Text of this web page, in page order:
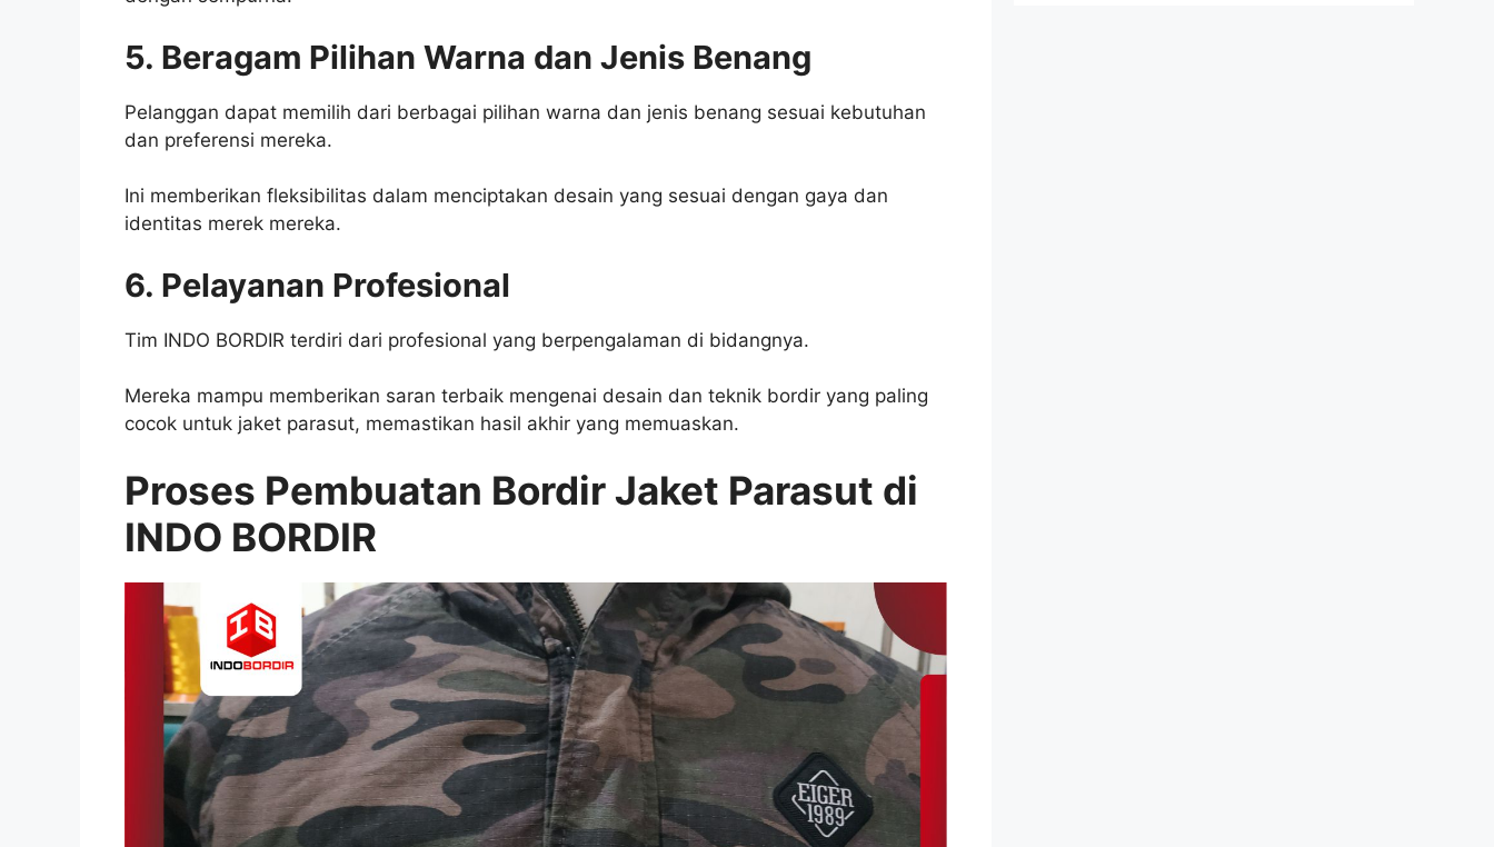
5. Beragam Pilihan Warna dan Jenis Benang
Pelanggan dapat memilih dari berbagai pilihan warna dan jenis benang sesuai kebutuhan
dan preferensi mereka.
Ini memberikan fleksibilitas dalam menciptakan desain yang sesuai dengan gaya dan
identitas merek mereka.
6. Pelayanan Profesional
Tim INDO BORDIR terdiri dari profesional yang berpengalaman di bidangnya.
Mereka mampu memberikan saran terbaik mengenai desain dan teknik bordir yang paling
cocok untuk jaket parasut, memastikan hasil akhir yang memuaskan.
Proses Pembuatan Bordir Jaket Parasut di
INDO BORDIR